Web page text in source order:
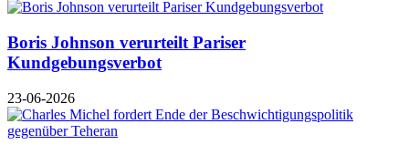
Boris Johnson verurteilt Pariser
Kundgebungsverbot
23-06-2026